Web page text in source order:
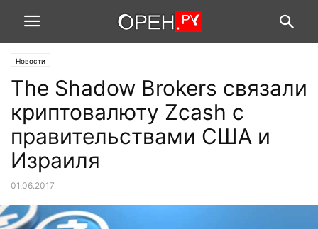
Новости
The Shadow Brokers связали
криптовалюту Zcash c
правительствами США и
Израиля
01.06.2017